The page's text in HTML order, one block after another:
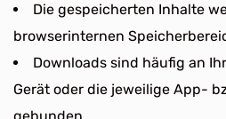
Die gespeicherten Inhalte
browserinternen
Downloads sind häufig an
Gerät oder die jeweilige App-